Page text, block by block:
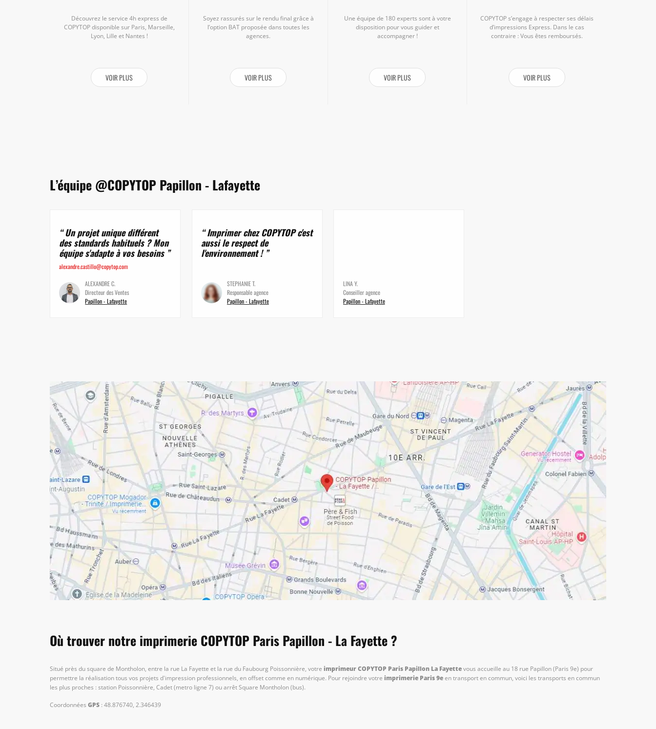
Découvrez le service 4h express de
COPYTOP disponible sur Paris, Marseille,
Lyon, Lille et Nantes !
VOIR PLUS
Soyez rassurés sur le rendu final grâce à
l’option BAT proposée dans toutes les
agences.
VOIR PLUS
Une équipe de 180 experts sont à votre
disposition pour vous guider et
accompagner !
VOIR PLUS
COPYTOP s’engage à respecter ses délais
d’impressions Express. Dans le cas
contraire : Vous êtes remboursés.
VOIR PLUS
L’équipe @COPYTOP Papillon - Lafayette
Un projet unique différent
des standards habituels ? Mon
équipe s'adapte à vos besoins
alexandre.castillo@copytop.com
ALEXANDRE C.
Directeur des Ventes
Papillon - Lafayette
Imprimer chez COPYTOP c'est
aussi le respect de
l'environnement !
STEPHANIE T.
Responsable agence
Papillon - Lafayette
LINA Y.
Conseiller agence
Papillon - Lafayette
Où trouver notre imprimerie COPYTOP Paris Papillon - La Fayette ?
Situé près du square de Montholon, entre la rue La Fayette et la rue du Faubourg Poissonnière, votre imprimeur COPYTOP Paris Papillon La Fayettevous accueille au 18 rue Papillon (Paris 9e) pour
permettre la réalisation tous vos projets d'impression professionnels, en offset comme en numérique. Pour rejoindre votre imprimerie Paris 9een transport en commun, voici les transports en commun
les plus proches : station Poissonnière, Cadet (metro ligne 7) ou arrêt Square Montholon (bus).
Coordonnées GPS : 48.876740, 2.346439